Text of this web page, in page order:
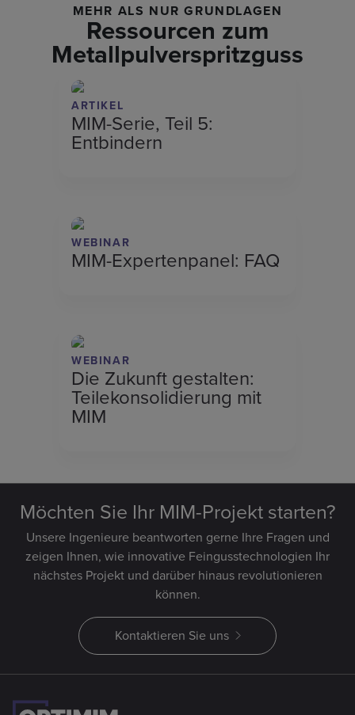
MEHR ALS NUR GRUNDLAGEN
Ressourcen zum
Metallpulverspritzguss
ARTIKEL
MIM-Serie, Teil 5:
Entbindern
WEBINAR
MIM-Expertenpanel: FAQ
WEBINAR
Die Zukunft gestalten:
Teilekonsolidierung mit
MIM
Möchten Sie Ihr MIM-Projekt starten?
Unsere Ingenieure beantworten gerne Ihre Fragen und
zeigen Ihnen, wie innovative Feingusstechnologien Ihr
nächstes Projekt und darüber hinaus revolutionieren
können.
Kontaktieren Sie uns